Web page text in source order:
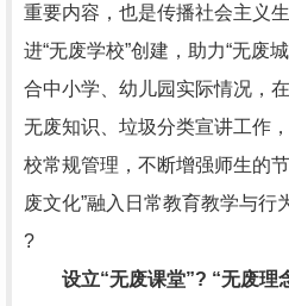
重要内容，也是传播社会主义
进“无废学校”创建，助力“无废
合中小学、幼儿园实际情况，
无废知识、垃圾分类宣讲工作
校常规管理，不断增强师生的
废文化”融入日常教育教学与行
?
设立“无废课堂”? “无废理